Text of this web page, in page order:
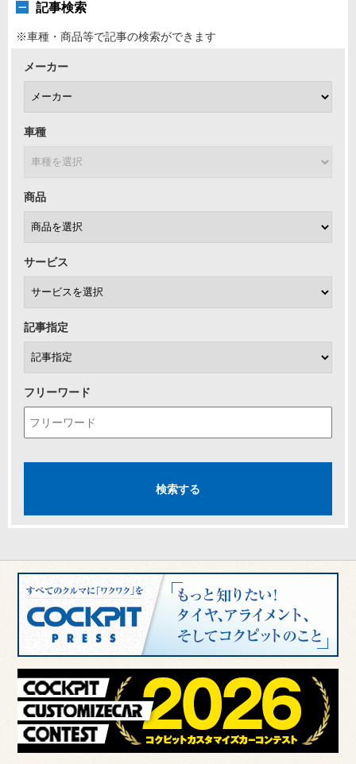
記事検索
※車種・商品等で記事の検索ができます
メーカー
車種
商品
サービス
記事指定
フリーワード